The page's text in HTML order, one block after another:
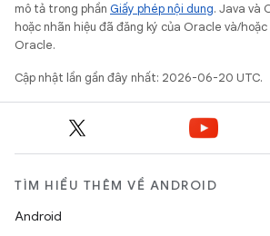
mô tả trong phần Giấy phép nội dung. Java và
hoặc nhãn hiệu đã đăng ký của Oracle và/
Oracle.
Cập nhật lần gần đây nhất: 2026-06-20 UTC.
TÌM HIỂU THÊM VỀ ANDROID
Android